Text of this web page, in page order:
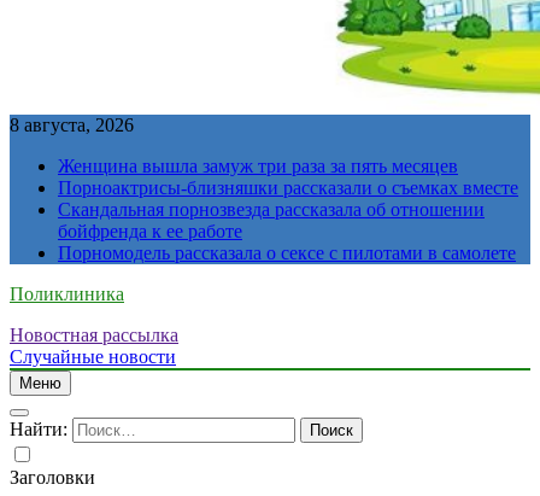
8 августа, 2026
Женщина вышла замуж три раза за пять месяцев
Порноактрисы-близняшки рассказали о съемках вместе
Скандальная порнозвезда рассказала об отношении
бойфренда к ее работе
Порномодель рассказала о сексе с пилотами в самолете
Поликлиника
Новостная рассылка
Случайные новости
Меню
Найти:
Заголовки